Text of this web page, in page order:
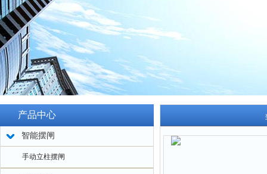
产品中心
智能摆闸
手动立柱摆闸